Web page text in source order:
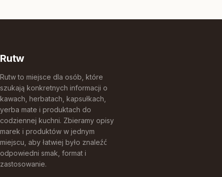
Rutw
Rutw to miejsce dla osób, które
szukają konkretnych informacji o
kawach, herbatach, kapsułkach,
yerba mate i produktach do
codziennej kuchni. Zbieramy opisy
marek i produktów w jednym
miejscu, aby łatwiej było znaleźć
odpowiedni smak, format i
zastosowanie.